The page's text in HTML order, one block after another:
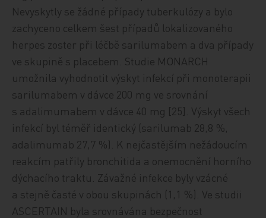
Nevyskytly se žádné případy tuberkulózy a bylo
zachyceno celkem šest případů lokalizovaného
herpes zoster při léčbě sarilumabem a dva případy
ve skupině s placebem. Studie MONARCH
umožnila vyhodnotit výskyt infekcí při monoterapii
sarilumabem v dávce 200 mg ve srovnání
s adalimumabem v dávce 40 mg [25]. Výskyt všech
infekcí byl téměř identický (sarilumab 28,8 %,
adalimumab 27,7 %). K nejčastějším nežádoucím
reakcím patřily bronchitida a onemocnění horního
dýchacího traktu. Závažné infekce byly vzácné
a stejně časté v obou skupinách (1,1 %). Ve studii
ASCERTAIN byla srovnávána bezpečnost